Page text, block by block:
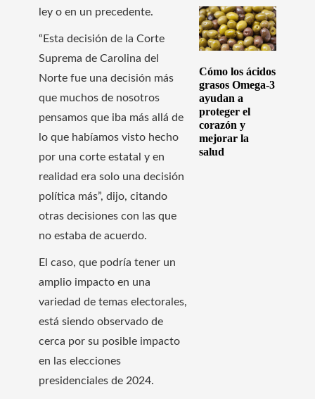
ley o en un precedente.
“Esta decisión de la Corte
Suprema de Carolina del
Norte fue una decisión más
que muchos de nosotros
pensamos que iba más allá de
lo que habíamos visto hecho
por una corte estatal y en
realidad era solo una decisión
política más”, dijo, citando
otras decisiones con las que
no estaba de acuerdo.
El caso, que podría tener un
amplio impacto en una
variedad de temas electorales,
está siendo observado de
cerca por su posible impacto
en las elecciones
presidenciales de 2024.
Cómo los ácidos
grasos Omega-3
ayudan a
proteger el
corazón y
mejorar la
salud